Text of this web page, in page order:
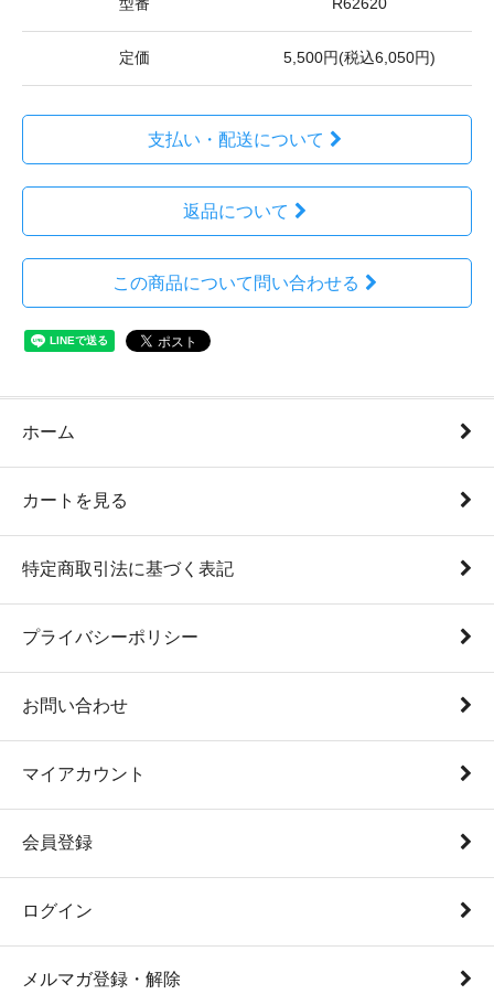
型番 R62620
定価 5,500円(税込6,050円)
支払い・配送について
返品について
この商品について問い合わせる
ホーム
カートを見る
特定商取引法に基づく表記
プライバシーポリシー
お問い合わせ
マイアカウント
会員登録
ログイン
メルマガ登録・解除